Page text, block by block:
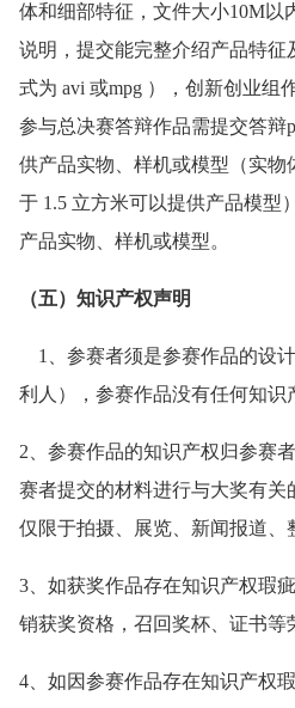
体和细部特征，文件大小10M以
说明，提交能完整介绍产品特征
式为 avi 或mpg ），创新创业组
参与总决赛答辩作品需提交答辩
供产品实物、样机或模型（实物
于 1.5 立方米可以提供产品模型
产品实物、样机或模型。
（五）知识产权声明
1、参赛者须是参赛作品的设
利人），参赛作品没有任何知识
2、参赛作品的知识产权归参赛
赛者提交的材料进行与大奖有关
仅限于拍摄、展览、新闻报道、
3、如获奖作品存在知识产权瑕
销获奖资格，召回奖杯、证书等
4、如因参赛作品存在知识产权